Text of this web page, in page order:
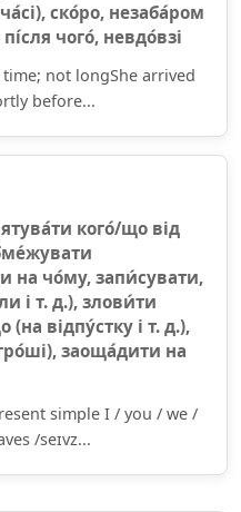
ско́ро, незаба́ром
чого́, невдо́взі
time; not longShe arrived
before...
кого́/що від
на чо́му, запи́сувати,
і т. д.), злови́ти
відпу́стку і т. д.),
заоща́дити на
simple I / you / we /
/seɪvz...